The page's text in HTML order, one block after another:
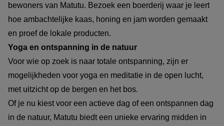
bewoners van Matutu. Bezoek een boerderij waar je leert
hoe ambachtelijke kaas, honing en jam worden gemaakt
en proef de lokale producten.
Yoga en ontspanning in de natuur
Voor wie op zoek is naar totale ontspanning, zijn er
mogelijkheden voor yoga en meditatie in de open lucht,
met uitzicht op de bergen en het bos.
Of je nu kiest voor een actieve dag of een ontspannen dag
in de natuur, Matutu biedt een unieke ervaring midden in